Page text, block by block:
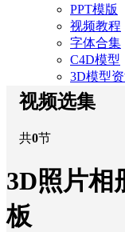
PPT模版
视频教程
字体合集
C4D模型
3D模型
视频选集
共0节
3D照片相
板